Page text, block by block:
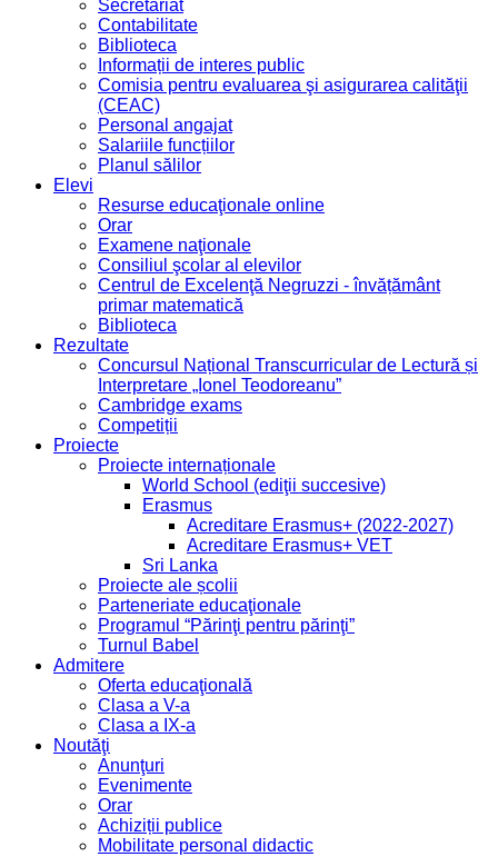
Secretariat
Contabilitate
Biblioteca
Informații de interes public
Comisia pentru evaluarea şi asigurarea calităţii
(CEAC)
Personal angajat
Salariile funcțiilor
Planul sălilor
Elevi
Resurse educaţionale online
Orar
Examene naţionale
Consiliul şcolar al elevilor
Centrul de Excelenţă Negruzzi - învățământ
primar matematică
Biblioteca
Rezultate
Concursul Național Transcurricular de Lectură și
Interpretare „Ionel Teodoreanu”
Cambridge exams
Competiții
Proiecte
Proiecte internaționale
World School (ediţii succesive)
Erasmus
Acreditare Erasmus+ (2022-2027)
Acreditare Erasmus+ VET
Sri Lanka
Proiecte ale școlii
Parteneriate educaţionale
Programul “Părinţi pentru părinţi”
Turnul Babel
Admitere
Oferta educaţională
Clasa a V-a
Clasa a IX-a
Noutăţi
Anunţuri
Evenimente
Orar
Achiziții publice
Mobilitate personal didactic